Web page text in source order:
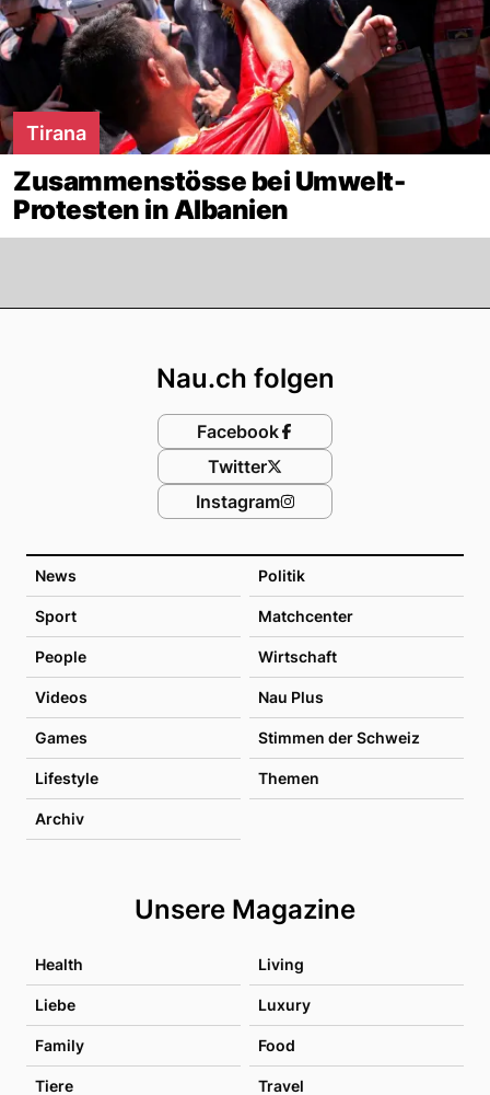
Tirana
Zusammenstösse bei Umwelt-
Protesten in Albanien
News Politik
Sport Matchcenter
People Wirtschaft
Videos Nau Plus
Games Stimmen der Schweiz
Lifestyle Themen
Archiv
Unsere Magazine
Health Living
Liebe Luxury
Family Food
Tiere Travel
Nau.ch folgen
Facebook
Twitter
Instagram